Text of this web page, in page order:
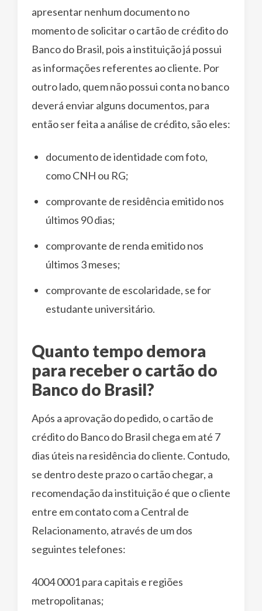
apresentar nenhum documento no
momento de solicitar o cartão de crédito do
Banco do Brasil, pois a instituição já possui
as informações referentes ao cliente. Por
outro lado, quem não possui conta no banco
deverá enviar alguns documentos, para
então ser feita a análise de crédito, são eles:
documento de identidade com foto,
como CNH ou RG;
comprovante de residência emitido nos
últimos 90 dias;
comprovante de renda emitido nos
últimos 3 meses;
comprovante de escolaridade, se for
estudante universitário.
Quanto tempo demora
para receber o cartão do
Banco do Brasil?
Após a aprovação do pedido, o cartão de
crédito do Banco do Brasil chega em até 7
dias úteis na residência do cliente. Contudo,
se dentro deste prazo o cartão chegar, a
recomendação da instituição é que o cliente
entre em contato com a Central de
Relacionamento, através de um dos
seguintes telefones:
4004 0001 para capitais e regiões
metropolitanas;